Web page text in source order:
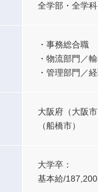
全学部・全学科
・事務総合職
・物流部門／
・管理部門／
大阪府（大阪
（船橋市）
大学卒：
基本給/